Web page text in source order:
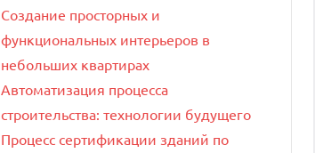
Создание просторных и
функциональных интерьеров в
небольших квартирах
Автоматизация процесса
строительства: технологии будущего
Процесс сертификации зданий по